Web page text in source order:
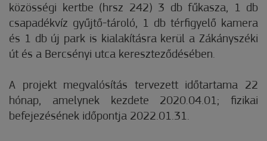
közösségi kertbe (hrsz 242) 3 db fűkasza, 1 db
csapadékvíz gyűjtő-tároló, 1 db térfigyelő kamera
és 1 db új park is kialakításra kerül a Zákányszéki
út és a Bercsényi utca kereszteződésében.
A projekt megvalósítás tervezett időtartama 22
hónap, amelynek kezdete 2020.04.01; fizikai
befejezésének időpontja 2022.01.31.